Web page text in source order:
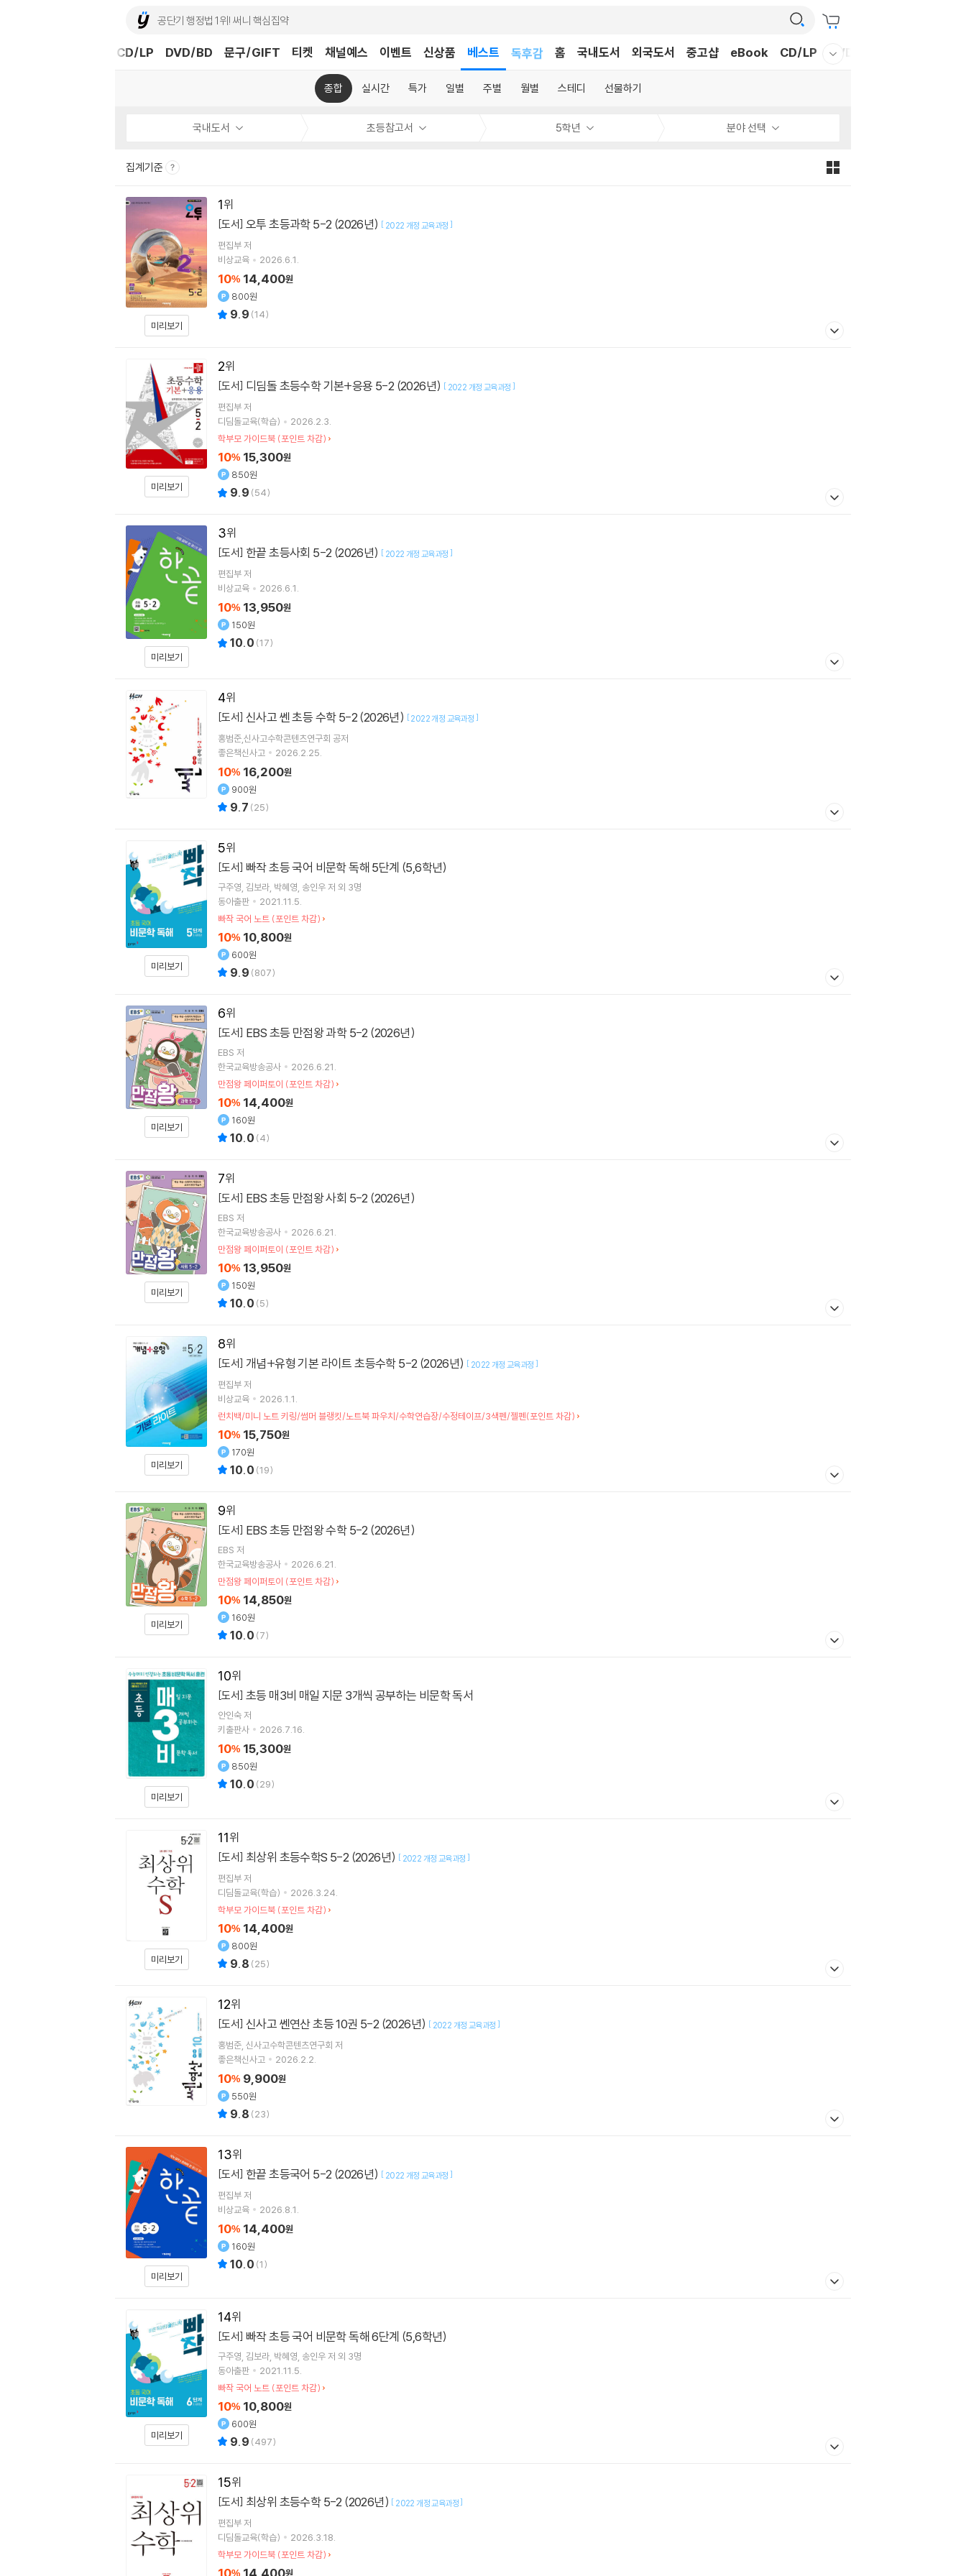
채널예스 이벤트 신상품 베스트
독후감
홈 국내도서 외국도서 중고샵 eBook CD/LP DVD/BD
CD/LP DVD/BD 문구/GIFT 티켓
종합 실시간 특가 일별 주별 월별 스테디 선물하기
국내도서 초등참고서 5학년 분야 선택
집계기준
1
미리보기
[도서] 오투 초등과학 5-2 (2026년) [ 2022 개정 교육과정 ]
편집부 저
비상교육
2026.6.1.
10% 14,400원
800원
9.9 (14)
2
미리보기
[도서] 디딤돌 초등수학 기본+응용 5-2 (2026년) [ 2022 개정 교육과정 ]
편집부 저
디딤돌교육(학습)
2026.2.3.
학부모 가이드북 (포인트 차감)
10% 15,300원
850원
9.9 (54)
3
미리보기
[도서] 한끝 초등사회 5-2 (2026년) [ 2022 개정 교육과정 ]
편집부 저
비상교육
2026.6.1.
10% 13,950원
150원
10.0 (17)
4
[도서] 신사고 쎈 초등 수학 5-2 (2026년) [2022 개정 교육과정 ]
홍범준,신사고수학콘텐츠연구회 공저
좋은책신사고
2026.2.25.
10% 16,200원
900원
9.7 (25)
5
미리보기
[도서] 빠작 초등 국어 비문학 독해 5단계 (5,6학년)
구주영 김보라 박혜영 송인우저 외 3명
동아출판
2021.11.5.
빠작 국어 노트 (포인트 차감)
10% 10,800원
600원
9.9 (807)
6
미리보기
[도서] EBS 초등 만점왕 과학 5-2 (2026년)
EBS 저
한국교육방송공사
2026.6.21.
만점왕 페이퍼토이 (포인트 차감)
10% 14,400원
160원
10.0 (4)
7
미리보기
[도서] EBS 초등 만점왕 사회 5-2 (2026년)
EBS 저
한국교육방송공사
2026.6.21.
만점왕 페이퍼토이 (포인트 차감)
10% 13,950원
150원
10.0 (5)
8
미리보기
[도서] 개념+유형 기본 라이트 초등수학 5-2 (2026년) [ 2022 개정 교육과정 ]
편집부 저
비상교육
2026.1.1.
런치백/미니 노트 키링/썸머 블랭킷/노트북 파우치/수학연습장/수정테이프/3색펜/젤펜(포인트 차감)
10% 15,750원
170원
10.0 (19)
9
미리보기
[도서] EBS 초등 만점왕 수학 5-2 (2026년)
EBS 저
한국교육방송공사
2026.6.21.
만점왕 페이퍼토이 (포인트 차감)
10% 14,850원
160원
10.0 (7)
10
미리보기
[도서] 초등 매3비 매일 지문 3개씩 공부하는 비문학 독서
안인숙저
키출판사
2026.7.16.
10% 15,300원
850원
10.0 (29)
11
미리보기
[도서] 최상위 초등수학S 5-2 (2026년) [ 2022 개정 교육과정 ]
편집부 저
디딤돌교육(학습)
2026.3.24.
학부모 가이드북 (포인트 차감)
10% 14,400원
800원
9.8 (25)
12
[도서] 신사고 쎈연산 초등 10권 5-2 (2026년) [ 2022 개정 교육과정 ]
홍범준 신사고수학콘텐츠연구회 저
좋은책신사고
2026.2.2.
10% 9,900원
550원
9.8 (23)
13
미리보기
[도서] 한끝 초등국어 5-2 (2026년) [ 2022 개정 교육과정 ]
편집부 저
비상교육
2026.8.1.
10% 14,400원
160원
10.0 (1)
14
미리보기
[도서] 빠작 초등 국어 비문학 독해 6단계 (5,6학년)
구주영 김보라 박혜영 송인우저 외 3명
동아출판
2021.11.5.
빠작 국어 노트 (포인트 차감)
10% 10,800원
600원
9.9 (497)
15
[도서] 최상위 초등수학 5-2 (2026년) [ 2022 개정 교육과정]
편집부 저
디딤돌교육(학습)
2026.3.18.
학부모 가이드북 (포인트 차감)
10% 14,400원